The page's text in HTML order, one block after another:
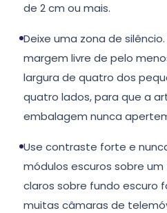
de 2 cm ou mais.
Deixe uma zona de
margem livre de pelo
largura de quatro dos
quatro lados, para que a
embalagem nunca
Use contraste forte e
módulos escuros sobre
claros sobre fundo escuro
muitas câmaras de